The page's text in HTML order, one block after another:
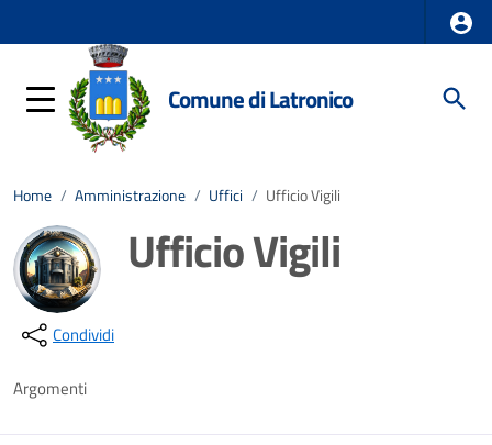
Comune di Latronico
Home / Amministrazione / Uffici / Ufficio Vigili
Ufficio Vigili
Condividi
Argomenti